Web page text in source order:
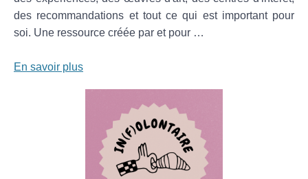
des recommandations et tout ce qui est important pour
soi. Une ressource créée par et pour …
En savoir plus